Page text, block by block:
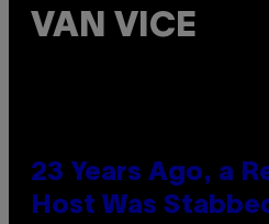
VAN VICE
23 Years Ago, a
Host Was